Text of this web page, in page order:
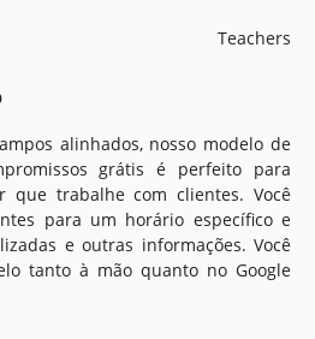
Teachers
alinhados, nosso modelo de
grátis é perfeito para
que trabalhe com clientes. Você
para um horário específico e
e outras informações. Você
tanto à mão quanto no Google